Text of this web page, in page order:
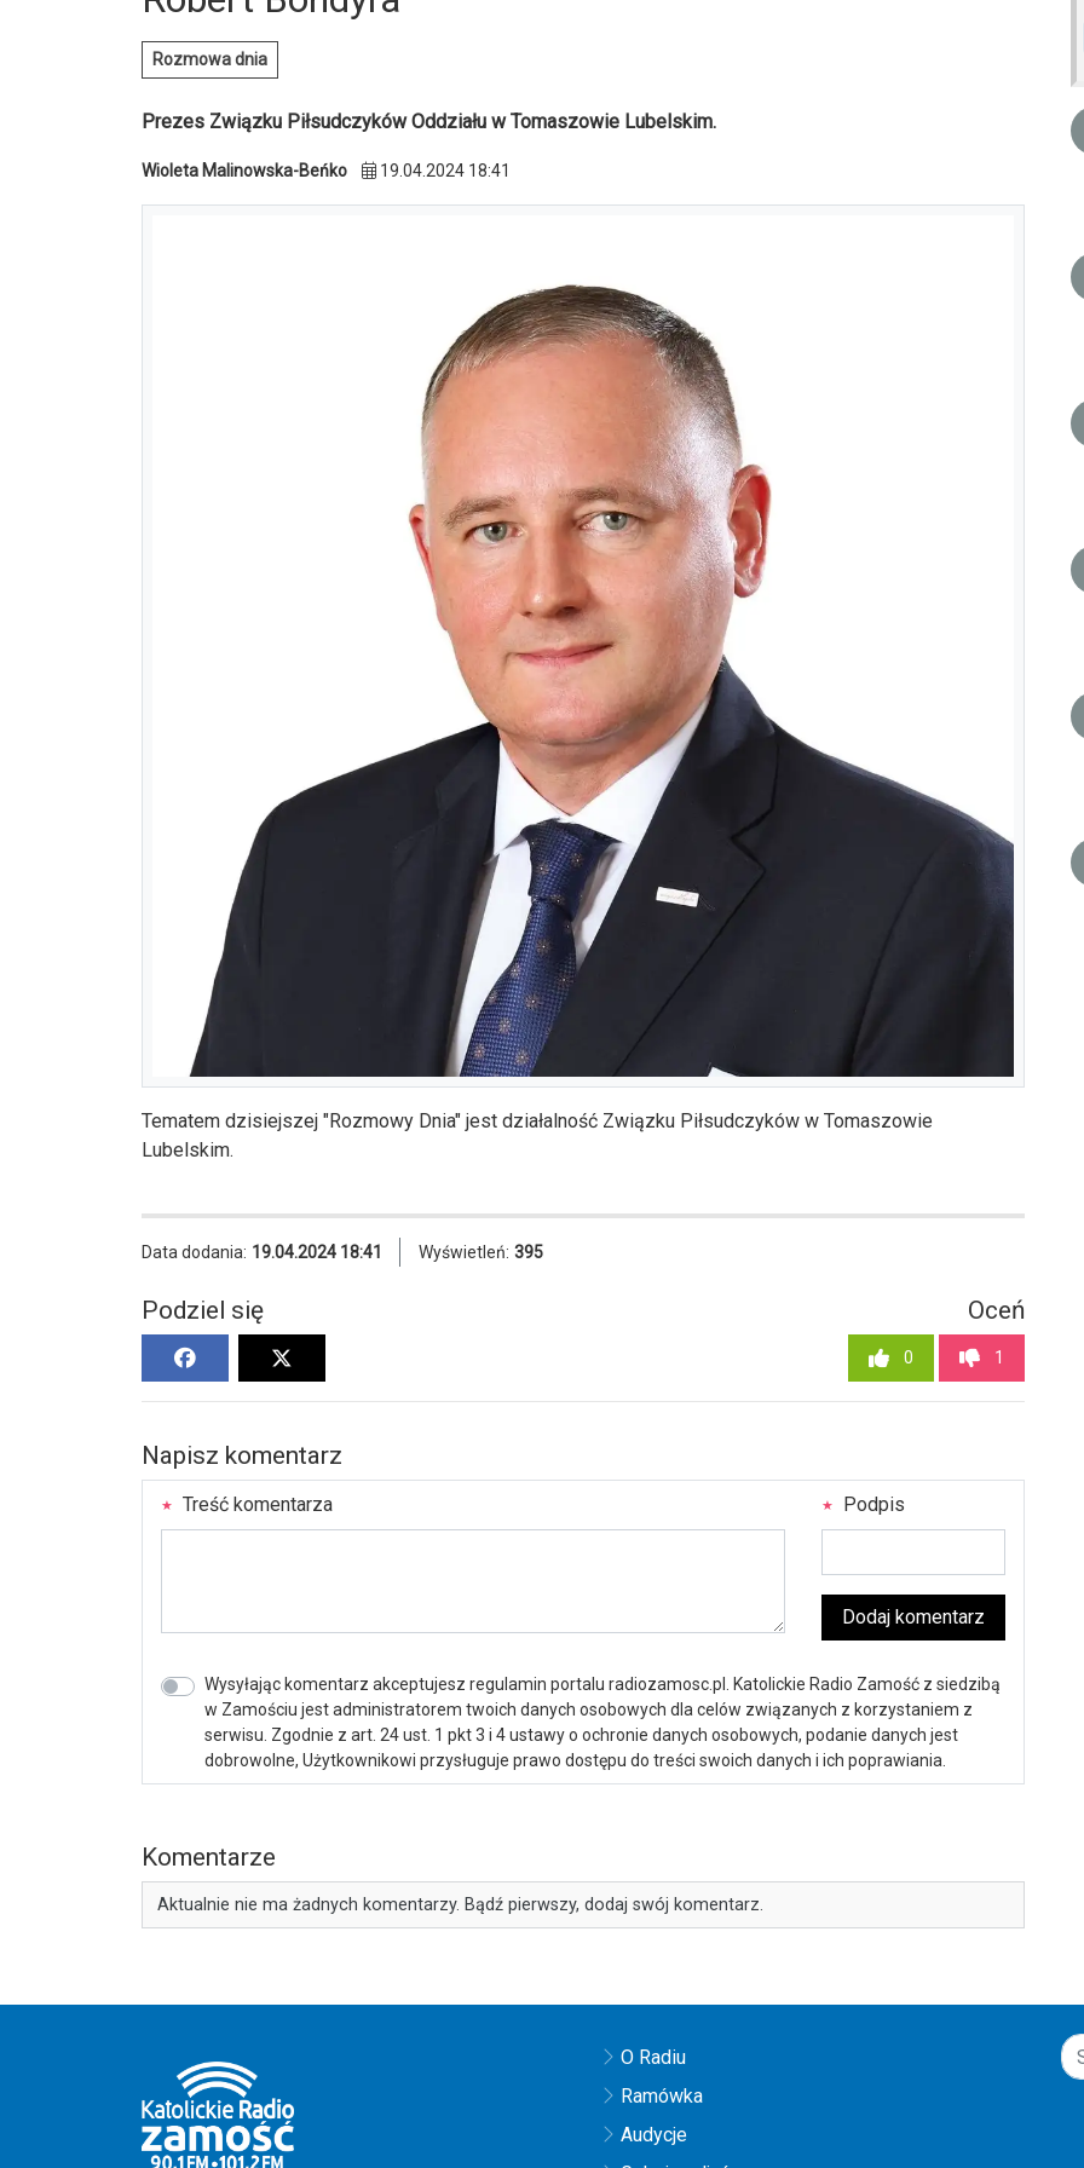
Rozmowa dnia
Prezes Związku Piłsudczyków Oddziału w Tomaszowie Lubelskim.
Wioleta Malinowska-Beńko 19.04.2024 18:41
Tematem dzisiejszej "Rozmowy Dnia" jest działalność Związku Piłsudczyków w Tomaszowie
Lubelskim.
Data dodania: 19.04.2024 18:41 Wyświetleń: 395
Podziel się Oceń
0 1
Napisz komentarz
Treść komentarza Podpis
Dodaj komentarz
Wysyłając komentarz akceptujesz regulamin portalu radiozamosc.pl. Katolickie Radio Zamość z siedzibą
w Zamościu jest administratorem twoich danych osobowych dla celów związanych z korzystaniem z
serwisu. Zgodnie z art. 24 ust. 1 pkt 3 i 4 ustawy o ochronie danych osobowych, podanie danych jest
dobrowolne, Użytkownikowi przysługuje prawo dostępu do treści swoich danych i ich poprawiania.
Komentarze
Aktualnie nie ma żadnych komentarzy. Bądź pierwszy, dodaj swój komentarz.
O Radiu
Ramówka
Audycje